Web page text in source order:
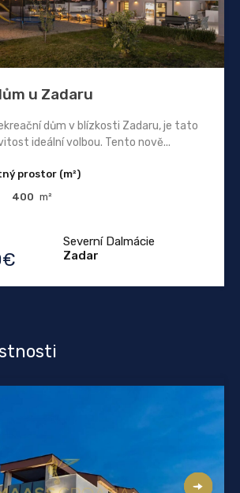
u Zadaru
dům v blízkosti Zadaru, je tato
ideální volbou. Tento nově...
prostor (m²)
400 m²
Severní Dalmácie
Zadar